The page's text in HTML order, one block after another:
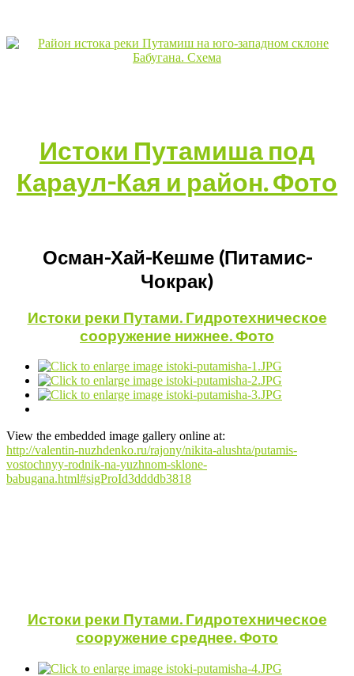
Истоки Путамиша под
Караул-Кая и район. Фото
Осман-Хай-Кешме (Питамис-
Чокрак)
Истоки реки Путами. Гидротехническое
сооружение нижнее. Фото
View the embedded image gallery online at:
http://valentin-nuzhdenko.ru/rajony/nikita-alushta/putamis-
vostochnyy-rodnik-na-yuzhnom-sklone-
babugana.html#sigProId3ddddb3818
Истоки реки Путами. Гидротехническое
сооружение среднее. Фото